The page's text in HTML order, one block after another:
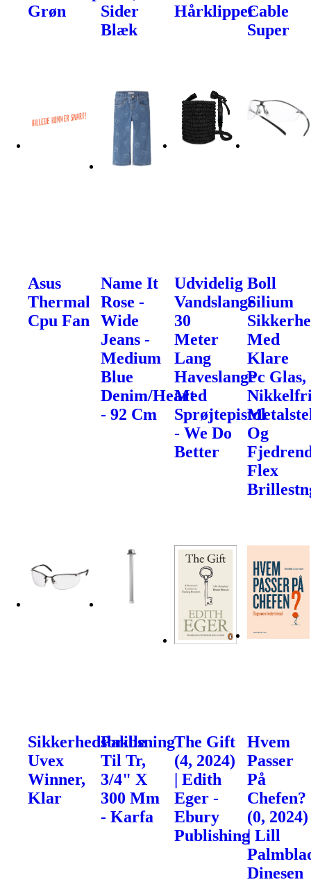
Grøn
Sider
Blæk
HårklipperCable
Super
Asus
Thermal
Cpu Fan
Name It
Rose -
Wide
Jeans -
Medium
Blue
Denim/Heart
- 92 Cm
Udvidelig
Vandslange
30
Meter
Lang
Haveslange
Med
Sprøjtepistol
- We Do
Better
Boll
Silium
Med
Klare
Pc Glas,
Og
Flex
Sikkerhedsbrille
Uvex
Winner,
Klar
Pakbsning
Til Tr,
3/4" X
300 Mm
- Karfa
The Gift
(4, 2024)
| Edith
Eger -
Ebury
Publishing
Hvem
Passer
På
Chefen?
(0, 2024)
| Lill
Dinesen